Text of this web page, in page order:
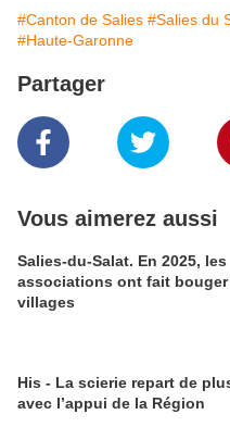
#Canton de Salies #Salies du
#Haute-Garonne
Partager
Vous aimerez aussi
Salies-du-Salat. En 2025, les
associations ont fait bouger
villages
His - La scierie repart de
avec l’appui de la Région